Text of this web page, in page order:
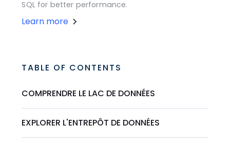
SQL for better performance.
Learn more
TABLE OF CONTENTS
COMPRENDRE LE LAC DE DONNÉES
EXPLORER L'ENTREPÔT DE DONNÉES